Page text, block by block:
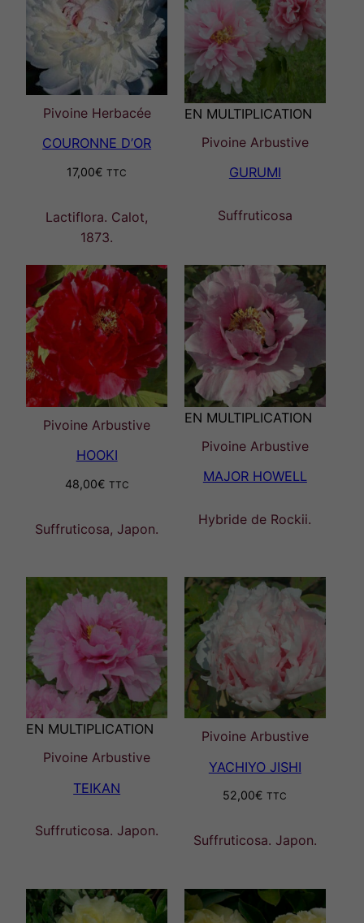
Pivoine Herbacée
COURONNE D’OR
17,00€ TTC
Lactiflora. Calot,
1873.
EN MULTIPLICATION
Pivoine Arbustive
GURUMI
Suffruticosa
Pivoine Arbustive
HOOKI
48,00€ TTC
Suffruticosa, Japon.
EN MULTIPLICATION
Pivoine Arbustive
MAJOR HOWELL
Hybride de Rockii.
EN MULTIPLICATION
Pivoine Arbustive
TEIKAN
Suffruticosa. Japon.
Pivoine Arbustive
YACHIYO JISHI
52,00€ TTC
Suffruticosa. Japon.